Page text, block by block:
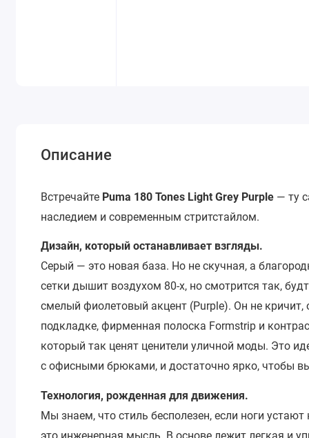
Описание
Встречайте Puma 180 Tones Light Grey Purple — ту
наследием и современным стритстайлом.
Дизайн, который останавливает взгляды.
Серый — это новая база. Но не скучная, а
сетки дышит воздухом 80-х, но смотрится так,
смелый фиолетовый акцент (Purple). Он не кричит,
подкладке, фирменная полоска Formstrip и
который так ценят ценители уличной моды. Это
с офисными брюками, и достаточно ярко, чтобы
Технология, рожденная для движения.
Мы знаем, что стиль бесполезен, если ноги